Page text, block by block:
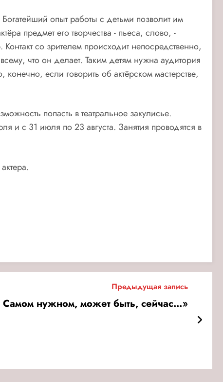
опыт работы с детьми позволит им
предмет его творчества - пьеса, слово, -
со зрителем происходит непосредственно,
что он делает. Таким детям нужна аудитория
если говорить об актёрском мастерстве,
попасть в театральное закулисье.
и с 31 июля по 23 августа. Занятия проводятся в
Предыдущая запись
нужном, может быть, сейчас…»